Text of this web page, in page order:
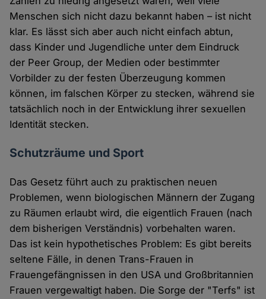
Menschen sich nicht dazu bekannt haben – ist nicht
klar. Es lässt sich aber auch nicht einfach abtun,
dass Kinder und Jugendliche unter dem Eindruck
der Peer Group, der Medien oder bestimmter
Vorbilder zu der festen Überzeugung kommen
können, im falschen Körper zu stecken, während sie
tatsächlich noch in der Entwicklung ihrer sexuellen
Identität stecken.
Schutzräume und Sport
Das Gesetz führt auch zu praktischen neuen
Problemen, wenn biologischen Männern der Zugang
zu Räumen erlaubt wird, die eigentlich Frauen (nach
dem bisherigen Verständnis) vorbehalten waren.
Das ist kein hypothetisches Problem: Es gibt bereits
seltene Fälle, in denen Trans-Frauen in
Frauengefängnissen in den USA und Großbritannien
Frauen vergewaltigt haben. Die Sorge der "Terfs" ist